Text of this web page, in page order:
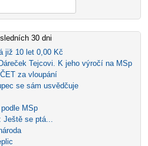
30 dni
již 10 let 0,00 Kč
Tejcovi. K jeho výročí na MSp
za vloupání
se sám usvědčuje
MSp
se ptá...